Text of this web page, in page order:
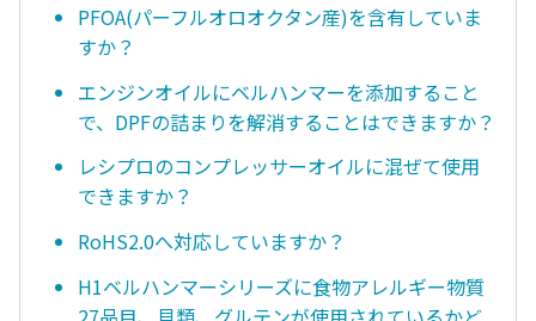
PFOA(パーフルオロオクタン産)を含有していま
すか？
エンジンオイルにベルハンマーを添加すること
で、DPFの詰まりを解消することはできますか？
レシプロのコンプレッサーオイルに混ぜて使用
できますか？
RoHS2.0へ対応していますか？
H1ベルハンマーシリーズに食物アレルギー物質